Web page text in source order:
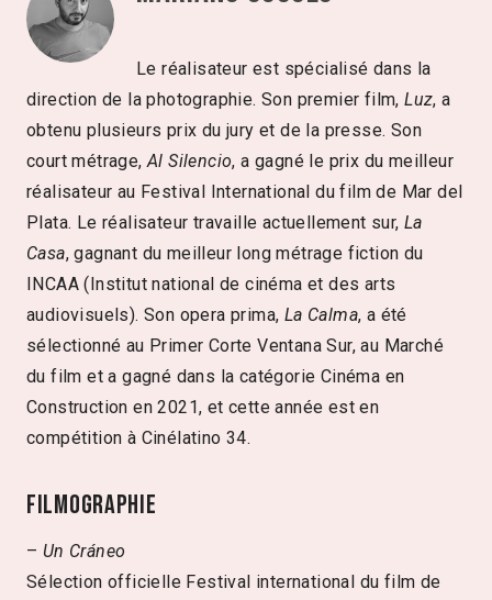
Le réalisateur est spécialisé dans la
direction de la photographie. Son premier film,Luz, a
obtenu plusieurs prix du jury et de la presse. Son
court métrage,Al Silencio, a gagné le prix du meilleur
réalisateur au Festival International du film de Mar del
Plata. Le réalisateur travaille actuellement sur, La
Casa, gagnant du meilleur long métrage fiction du
INCAA (Institut national de cinéma et des arts
audiovisuels). Son opera prima, La Calma, a été
sélectionné au Primer Corte Ventana Sur, au Marché
du film et a gagné dans la catégorie Cinéma en
Construction en 2021, et cette année est en
compétition à Cinélatino 34.
Filmographie
– Un Cráneo
Sélection officielle Festival international du film de